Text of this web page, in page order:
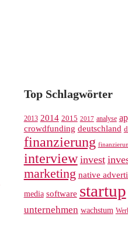
Top Schlagwörter
2013 2014 2015 2017 analyse
crowdfunding deutschland
finanzierung
interview invest
marketing native
media software startup
unternehmen wachstum